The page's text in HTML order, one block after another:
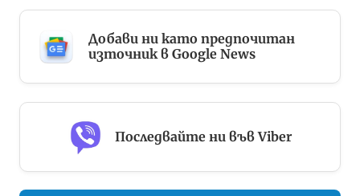
Добави ни като предпочитан
източник в Google News
Последвайте ни във Viber